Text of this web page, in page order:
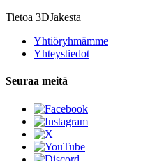
Tietoa 3DJakesta
Yhtiöryhmämme
Yhteystiedot
Seuraa meitä